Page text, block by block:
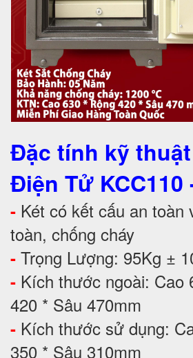
Đặc tính kỹ
Điện Tử KCC110
- Két có kết cấu an toàn
toàn, chống cháy
- Trọng Lượng: 95Kg ±
- Kích thước ngoài: Cao
420 * Sâu 470mm
- Kích thước sử dụng:
350 * Sâu 310mm